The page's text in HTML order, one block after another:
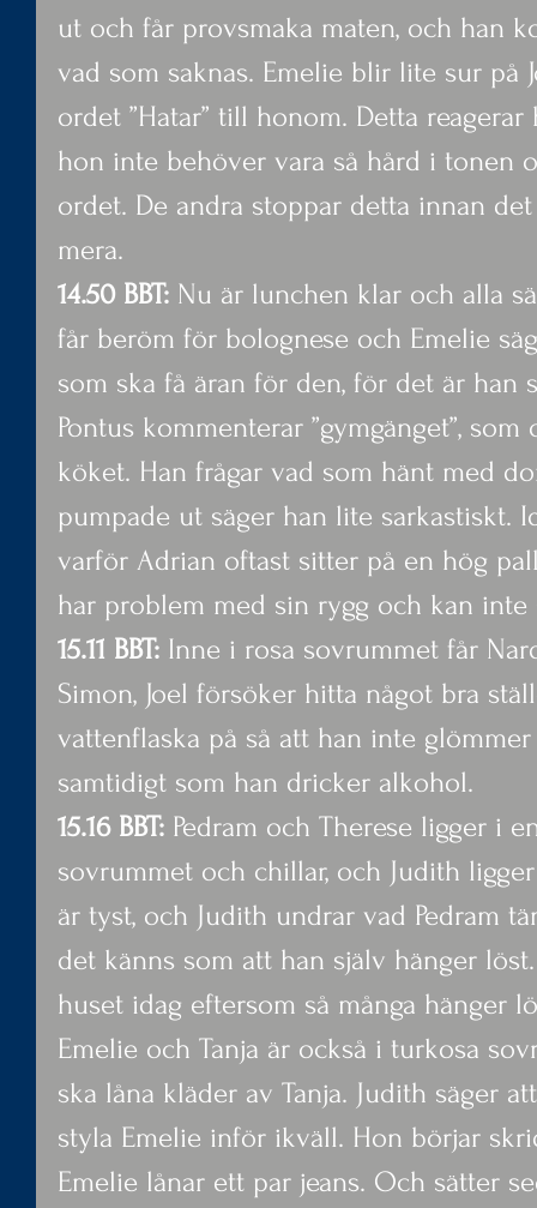
ut och får provsmaka maten, och han
vad som saknas. Emelie blir lite sur på
ordet ”Hatar” till honom. Detta
hon inte behöver vara så hård i tonen
ordet. De andra stoppar detta innan
mera.
14.50 BBT: Nu är lunchen klar och alla
får beröm för bolognese och Emelie
som ska få äran för den, för det är han
Pontus kommenterar ”gymgänget”,
köket. Han frågar vad som hänt med
pumpade ut säger han lite sarkastiskt.
varför Adrian oftast sitter på en hög
har problem med sin rygg och kan
15.11 BBT: Inne i rosa sovrummet får
Simon, Joel försöker hitta något bra
vattenflaska på så att han inte
samtidigt som han dricker alkohol.
15.16 BBT: Pedram och Therese ligger i
sovrummet och chillar, och Judith
är tyst, och Judith undrar vad Pedram
det känns som att han själv hänger
huset idag eftersom så många hänger
Emelie och Tanja är också i turkosa
ska låna kläder av Tanja. Judith säger
styla Emelie inför ikväll. Hon börjar
Emelie lånar ett par jeans. Och sätter